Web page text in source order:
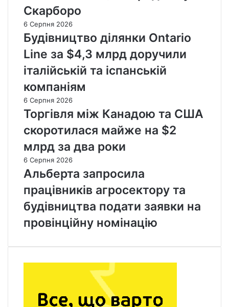
Скарборо
6 Серпня 2026
Будівництво ділянки Ontario
Line за $4,3 млрд доручили
італійській та іспанській
компаніям
6 Серпня 2026
Торгівля між Канадою та США
скоротилася майже на $2
млрд за два роки
6 Серпня 2026
Альберта запросила
працівників агросектору та
будівництва подати заявки на
провінційну номінацію